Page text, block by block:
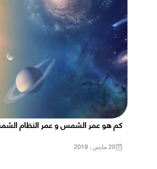
كم هو عمر الشمس و عمر النظام
20 مارس ، 2019